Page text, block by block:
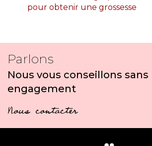
pour obtenir une grossesse
Parlons
Nous vous conseillons sans
engagement
Nous contacter